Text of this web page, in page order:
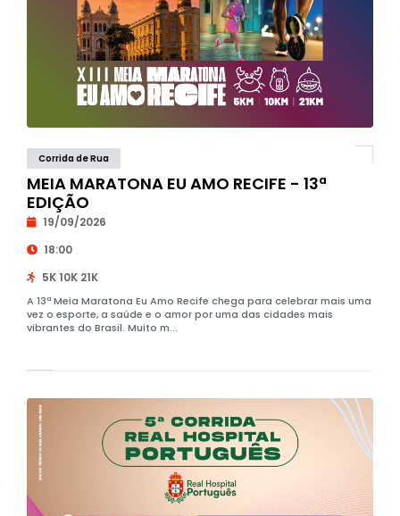
Corrida de Rua
MEIA MARATONA EU AMO RECIFE - 13ª
EDIÇÃO
19/09/2026
18:00
5K 10K 21K
A 13ª Meia Maratona Eu Amo Recife chega para celebrar mais uma
vez o esporte, a saúde e o amor por uma das cidades mais
vibrantes do Brasil. Muito m...